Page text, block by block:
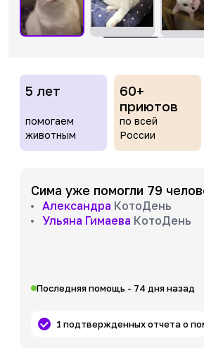
5 лет
помогаем
животным
60+
приютов
по всей
России
Сима уже помогли 79
Александра КотоДень
Ульяна Гимаева КотоДень
Последняя помощь - 74 дня назад
1 подтвержденных отчета о